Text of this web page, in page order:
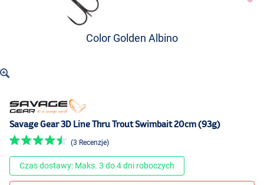
Color Golden Albino
Savage Gear 3D Line Thru Trout Swimbait 20cm (93g)
(3 Recenzje)
Czas dostawy: Maks. 3 do 4 dni roboczych